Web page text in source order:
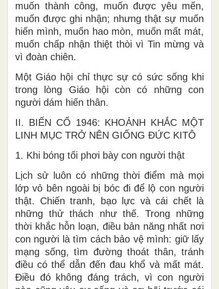
muốn thành công, muốn được yêu mến,
muốn được ghi nhận; nhưng thật sự muốn
hiến mình, muốn hao mòn, muốn mất mát,
muốn chấp nhận thiệt thòi vì Tin mừng và
vì đoàn chiên.
Một Giáo hội chỉ thực sự có sức sống khi
trong lòng Giáo hội còn có những con
người dám hiến thân.
II. BIẾN CỐ 1946: KHOẢNH KHẮC MỘT
LINH MỤC TRỞ NÊN GIỐNG ĐỨC KITÔ
1. Khi bóng tối phơi bày con người thật
Lịch sử luôn có những thời điểm mà mọi
lớp vỏ bên ngoài bị bóc đi để lộ con người
thật. Chiến tranh, bạo lực và cái chết là
những thử thách như thế. Trong những
thời khắc hỗn loạn, điều bản năng nhất nơi
con người là tìm cách bảo vệ mình: giữ lấy
mạng sống, tìm đường thoát thân, tránh
điều có thể dẫn đến đau khổ và mất mát.
Điều đó không đáng trách, vì con người